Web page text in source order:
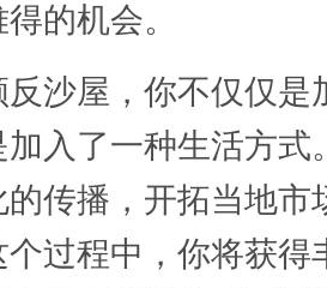
的机会。
屋，你不仅仅是
入了一种生活方式
传播，开拓当地市
过程中，你将获得